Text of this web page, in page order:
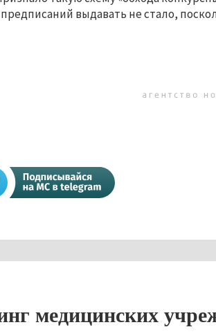
выдавать не стало,
медицинских